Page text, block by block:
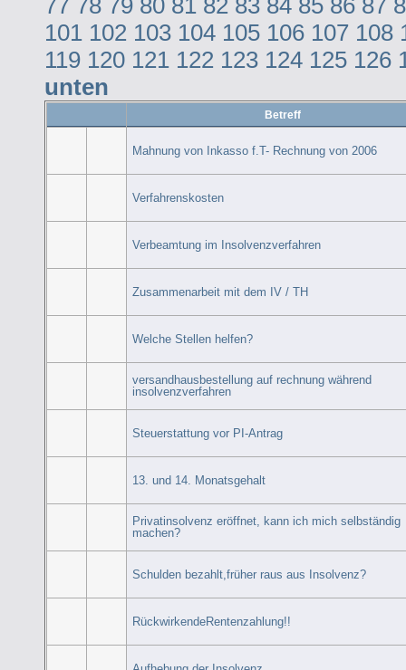
77 78 79 80 81 82 83 84 85 86 87
101 102 103 104 105 106 107 108
119 120 121 122 123 124 125 126
unten
Betreff
Mahnung von Inkasso f.T- Rechnung von 2006
Verfahrenskosten
Verbeamtung im Insolvenzverfahren
Zusammenarbeit mit dem IV / TH
Welche Stellen helfen?
versandhausbestellung auf rechnung während
insolvenzverfahren
Steuerstattung vor PI-Antrag
13. und 14. Monatsgehalt
Privatinsolvenz eröffnet, kann ich mich selbständig
machen?
Schulden bezahlt,früher raus aus Insolvenz?
RückwirkendeRentenzahlung!!